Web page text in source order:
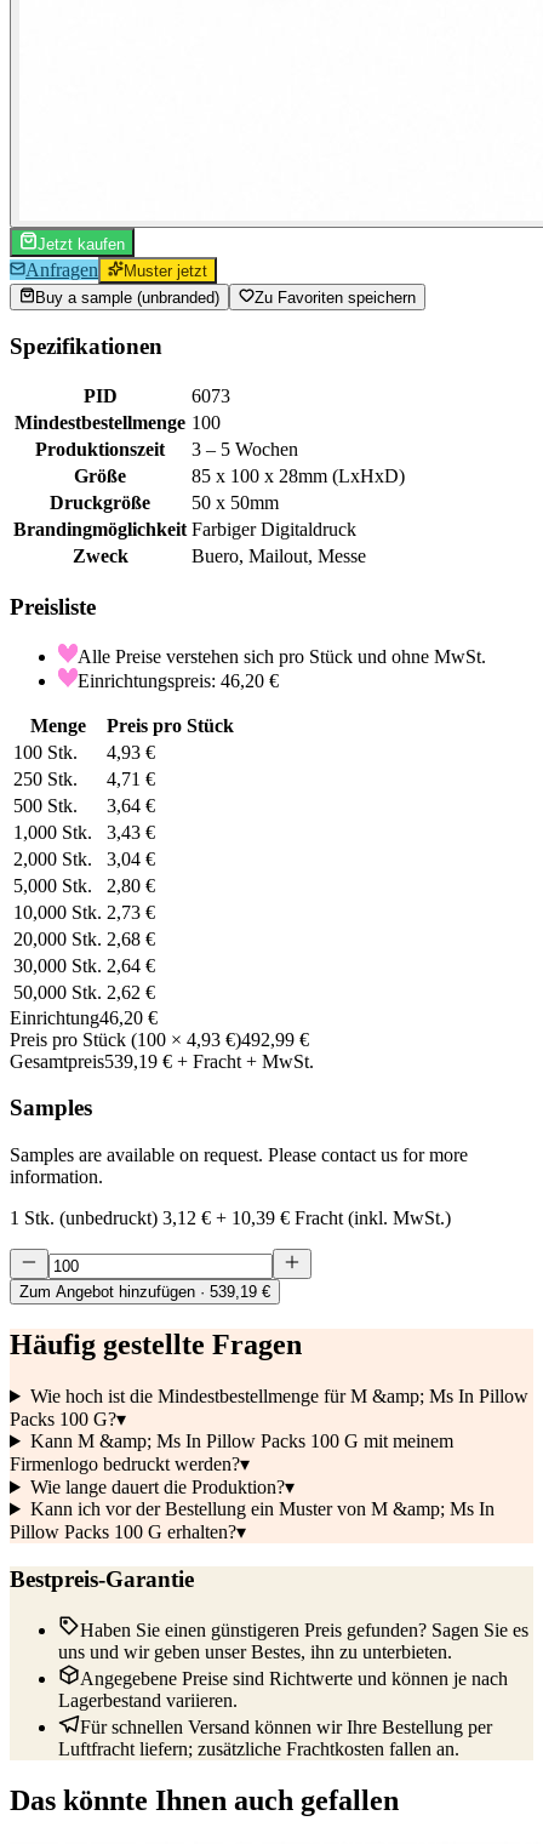
Jetzt kaufen
Anfragen
Muster jetzt
Buy a sample (unbranded)
Zu Favoriten speichern
Spezifikationen
PID
6073
Mindestbestellmenge 100
Produktionszeit
3 – 5 Wochen
Größe
85 x 100 x 28mm (LxHxD)
Druckgröße
50 x 50mm
Brandingmöglichkeit Farbiger Digitaldruck
Zweck
Buero, Mailout, Messe
Preisliste
Alle Preise verstehen sich pro Stück und ohne MwSt.
Einrichtungspreis: 46,20 €
Menge
Preis pro Stück
100 Stk.
4,93 €
250 Stk.
4,71 €
500 Stk.
3,64 €
1,000 Stk.
3,43 €
2,000 Stk.
3,04 €
5,000 Stk.
2,80 €
10,000 Stk. 2,73 €
20,000 Stk. 2,68 €
30,000 Stk. 2,64 €
50,000 Stk. 2,62 €
Einrichtung46,20 €
Preis pro Stück (100 × 4,93 €)492,99 €
Gesamtpreis539,19 € + Fracht + MwSt.
Samples
Samples are available on request. Please contact us for more
information.
1 Stk. (unbedruckt) 3,12 € + 10,39 € Fracht (inkl. MwSt.)
Zum Angebot hinzufügen · 539,19 €
Häufig gestellte Fragen
Wie hoch ist die Mindestbestellmenge für M &amp; Ms In Pillow
Packs 100 G?▾
Kann M &amp; Ms In Pillow Packs 100 G mit meinem
Firmenlogo bedruckt werden?▾
Wie lange dauert die Produktion?▾
Kann ich vor der Bestellung ein Muster von M &amp; Ms In
Pillow Packs 100 G erhalten?▾
Bestpreis-Garantie
Haben Sie einen günstigeren Preis gefunden? Sagen Sie es
uns und wir geben unser Bestes, ihn zu unterbieten.
Angegebene Preise sind Richtwerte und können je nach
Lagerbestand variieren.
Für schnellen Versand können wir Ihre Bestellung per
Luftfracht liefern; zusätzliche Frachtkosten fallen an.
Das könnte Ihnen auch gefallen